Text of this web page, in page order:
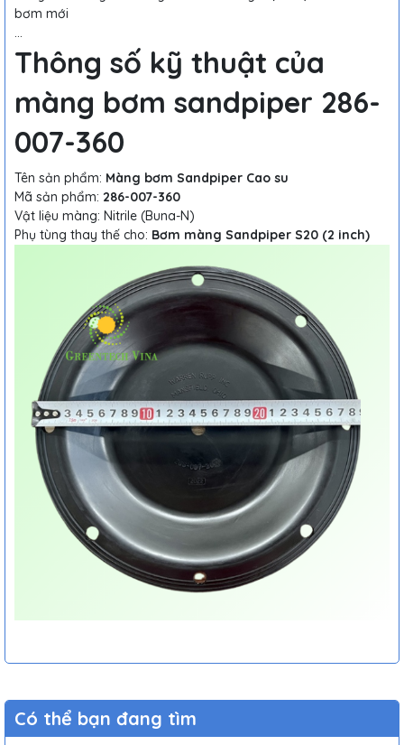
bơm mới
…
Thông số kỹ thuật của
màng bơm sandpiper 286-
007-360
Tên sản phẩm: Màng bơm Sandpiper Cao su
Mã sản phẩm: 286-007-360
Vật liệu màng: Nitrile (Buna-N)
Phụ tùng thay thế cho: Bơm màng Sandpiper S20 (2 inch)
Có thể bạn đang tìm